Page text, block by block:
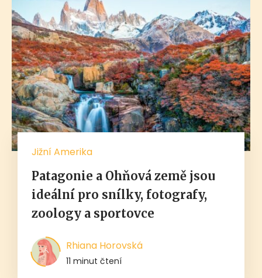
Jižní Amerika
Patagonie a Ohňová země jsou
ideální pro snílky, fotografy,
zoology a sportovce
Rhiana Horovská
11 minut čtení